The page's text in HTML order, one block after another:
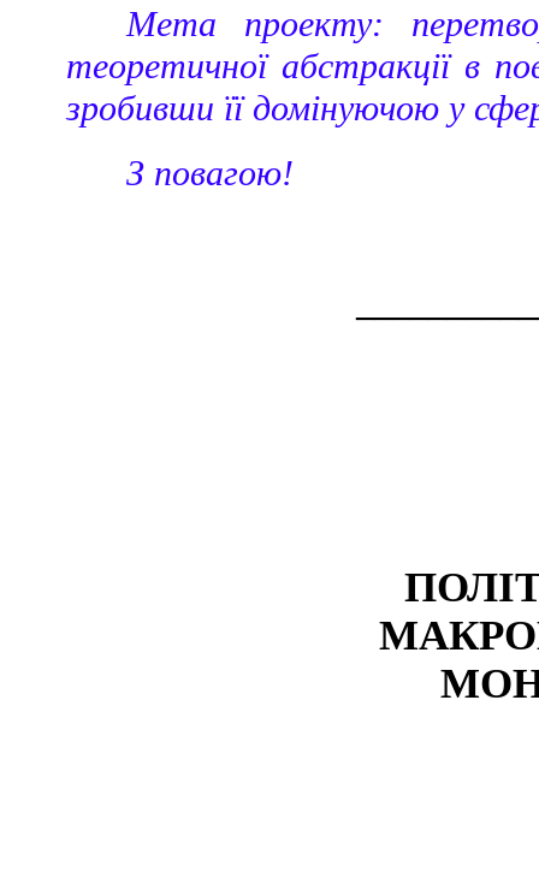
Мета проекту:
теоретичної абстракції в
зробивши її домінуючою у
З повагою!